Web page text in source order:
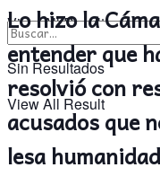
View All Result
Sin Resultados
View All Result
Lo hizo la
entender que
resolvió con
acusados que
lesa humanidad